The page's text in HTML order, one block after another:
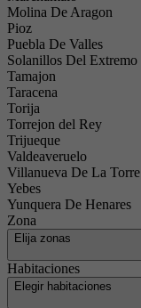
Molina De Aragon
Pioz
Puebla De Valles
Solanillos Del Extremo
Tamajon
Taracena
Torija
Torrejon del Rey
Trijueque
Valdeaveruelo
Villanueva De La Torre
Yebes
Yunquera De Henares
Zona
Elija zonas
Habitaciones
Elegir habitaciones